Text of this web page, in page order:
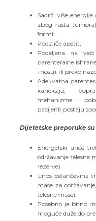
Sadrži više
zbog rasta
formi;
Podstiče apetit;
Podeljena na
parenteralne
i nosu), ili preko
Adekvatna
kaheksiju,
mehanizme i
pacijenti postaju
Dijetetske preporuke su
Energetski unos
održavanje telesne
rezerve).
Unos belančevina
mase za
telesne mase).
Posebno je bitno
moguće duže do